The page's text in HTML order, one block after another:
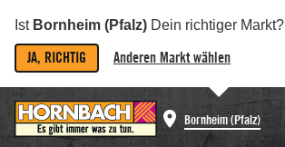
Ist Bornheim (Pfalz) Dein richtiger Markt?
JA, RICHTIG Anderen Markt wählen
Bornheim (Pfalz)